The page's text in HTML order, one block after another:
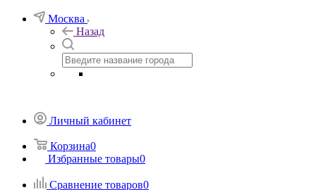
Москва
Назад
Личный кабинет
Корзина0
Избранные товары0
Сравнение товаров0